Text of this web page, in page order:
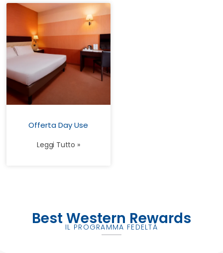
Offerta Day Use
Leggi Tutto »
Best Western Rewards
IL PROGRAMMA FEDELTÀ